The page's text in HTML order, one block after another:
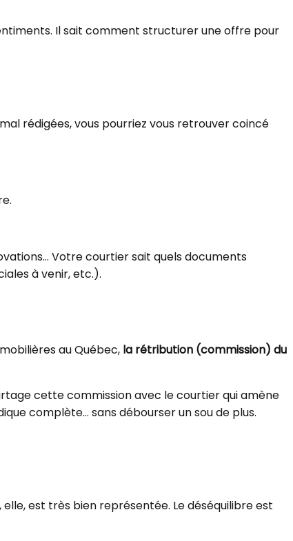
Il sait comment structurer une offre pour
rédigées, vous pourriez vous retrouver coincé
Votre courtier sait quels documents
à venir, etc.).
au Québec, la rétribution (commission) du
cette commission avec le courtier qui amène
complète… sans débourser un sou de plus.
est très bien représentée. Le déséquilibre est